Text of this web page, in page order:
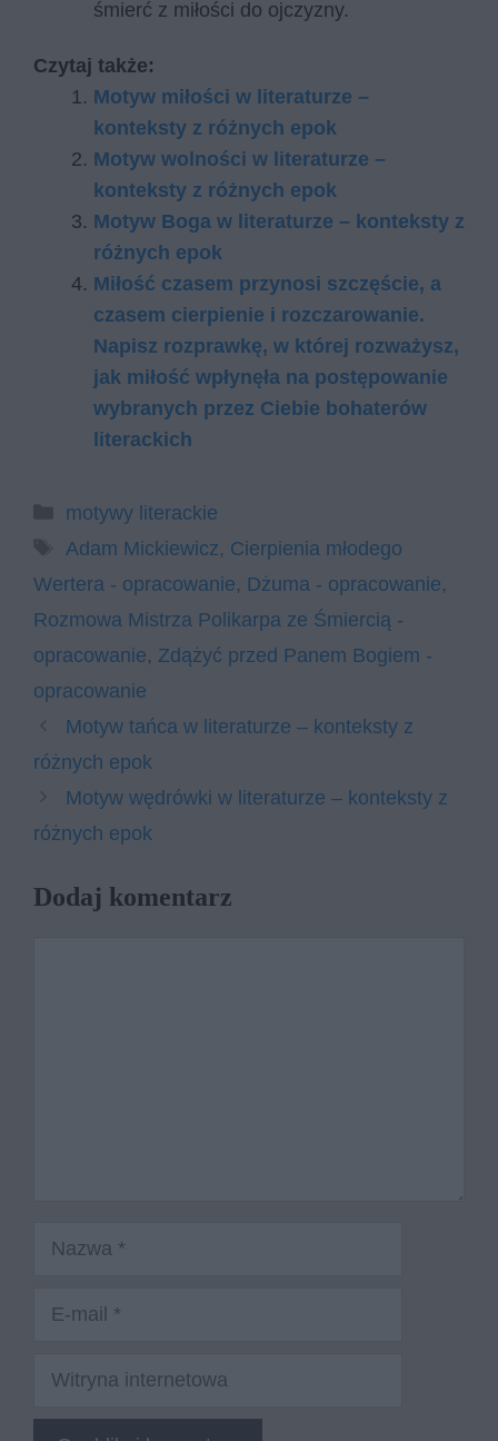
śmierć z miłości do ojczyzny.
Czytaj także:
Motyw miłości w literaturze –
konteksty z różnych epok
Motyw wolności w literaturze –
konteksty z różnych epok
Motyw Boga w literaturze – konteksty z
różnych epok
Miłość czasem przynosi szczęście, a
czasem cierpienie i rozczarowanie.
Napisz rozprawkę, w której rozważysz,
jak miłość wpłynęła na postępowanie
wybranych przez Ciebie bohaterów
literackich
Kategorie
motywy literackie
Tagi
Adam Mickiewicz, Cierpienia młodego
Wertera - opracowanie, Dżuma - opracowanie,
Rozmowa Mistrza Polikarpa ze Śmiercią -
opracowanie, Zdążyć przed Panem Bogiem -
opracowanie
Motyw tańca w literaturze – konteksty z
różnych epok
Motyw wędrówki w literaturze – konteksty z
różnych epok
Dodaj komentarz
Nazwa
Witryna